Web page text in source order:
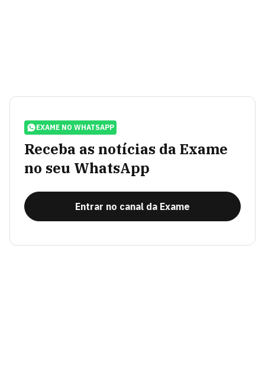
EXAME NO WHATSAPP
Receba as notícias da Exame
no seu WhatsApp
Entrar no canal da Exame